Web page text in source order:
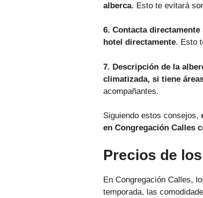
alberca. Esto te evitará
6. Contacta directamente
hotel directamente. Esto
7. Descripción de la
climatizada, si tiene
acompañantes.
Siguiendo estos consejos,
en Congregación Calles
Precios de
En Congregación Calles,
temporada, las